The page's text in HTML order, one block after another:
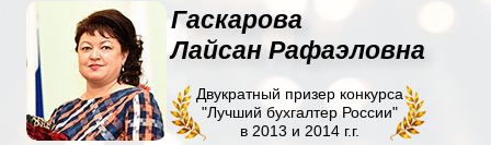
Гаскарова
Лайсан Рафаэловна
Двукратный призер конкурса
"Лучший бухгалтер России"
в 2013 и 2014 г.г.